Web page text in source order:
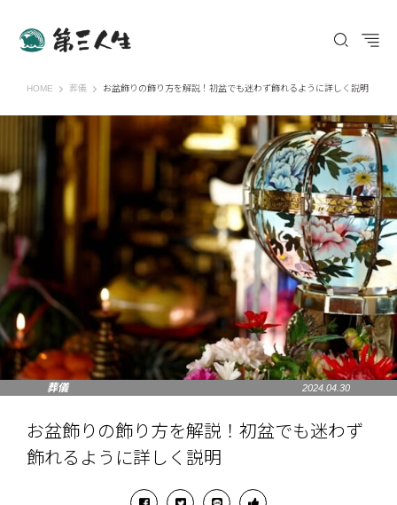
HOME 第三人生 〜寄り道の歩き方〜
葬儀 お盆飾りの飾り方を解説！初盆でも迷わず飾れるように詳しく説明
葬儀 2024.04.30
お盆飾りの飾り方を解説！初盆でも迷わず
飾れるように詳しく説明